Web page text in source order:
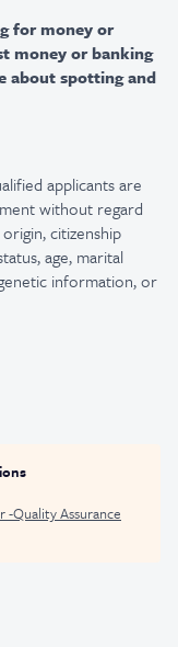
for money or
money or banking
about spotting and
applicants are
without regard
citizenship
age, marital
information, or
-Quality Assurance